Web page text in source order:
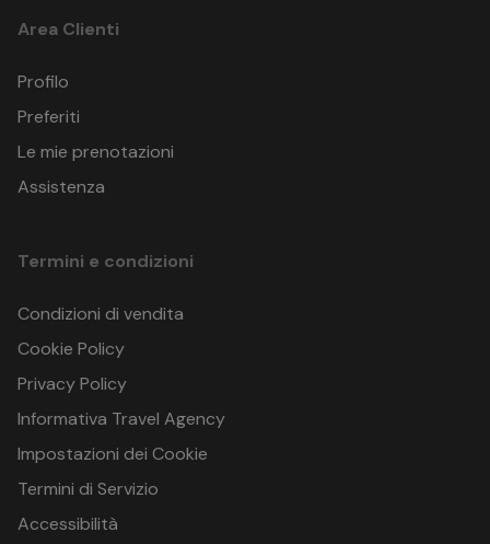
Area Clienti
Profilo
Preferiti
Le mie prenotazioni
Assistenza
Termini e condizioni
Condizioni di vendita
Cookie Policy
Privacy Policy
Informativa Travel Agency
Impostazioni dei Cookie
Termini di Servizio
Accessibilità